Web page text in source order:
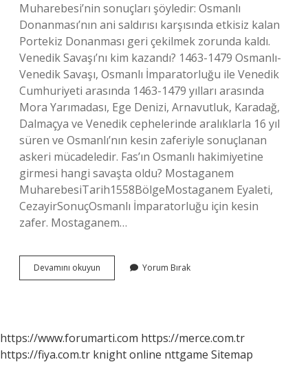
Muharebesi’nin sonuçları şöyledir: Osmanlı
Donanması’nın ani saldırısı karşısında etkisiz kalan
Portekiz Donanması geri çekilmek zorunda kaldı.
Venedik Savaşı’nı kim kazandı? 1463-1479 Osmanlı-
Venedik Savaşı, Osmanlı İmparatorluğu ile Venedik
Cumhuriyeti arasında 1463-1479 yılları arasında
Mora Yarımadası, Ege Denizi, Arnavutluk, Karadağ,
Dalmaçya ve Venedik cephelerinde aralıklarla 16 yıl
süren ve Osmanlı’nın kesin zaferiyle sonuçlanan
askeri mücadeledir. Fas’ın Osmanlı hakimiyetine
girmesi hangi savaşta oldu? Mostaganem
MuharebesiTarih1558BölgeMostaganem Eyaleti,
CezayirSonuçOsmanlı İmparatorluğu için kesin
zafer. Mostaganem…
Devamını okuyun Vadisseyl
Savaşı
Yorum Bırak
https://www.forumarti.com https://merce.com.tr
https://fiya.com.tr knight online nttgame Sitemap